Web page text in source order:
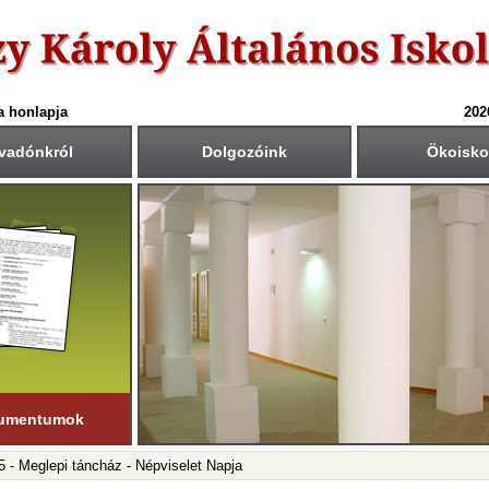
honlapja
Dolgozóink
nap:
1. (hétfő)
tanítási nap:
19. (péntek)
napok száma:
nap
félév
23-igtart.
Csengetési rend
1.: 7 - 840
2.: 9 45
4.: 10
5.: 11
6.: 12
7.: 13
8.: 14 - 15
Közös fogadóórák
Krétában kiértesített
- Meglepi táncház - Népviselet Napja